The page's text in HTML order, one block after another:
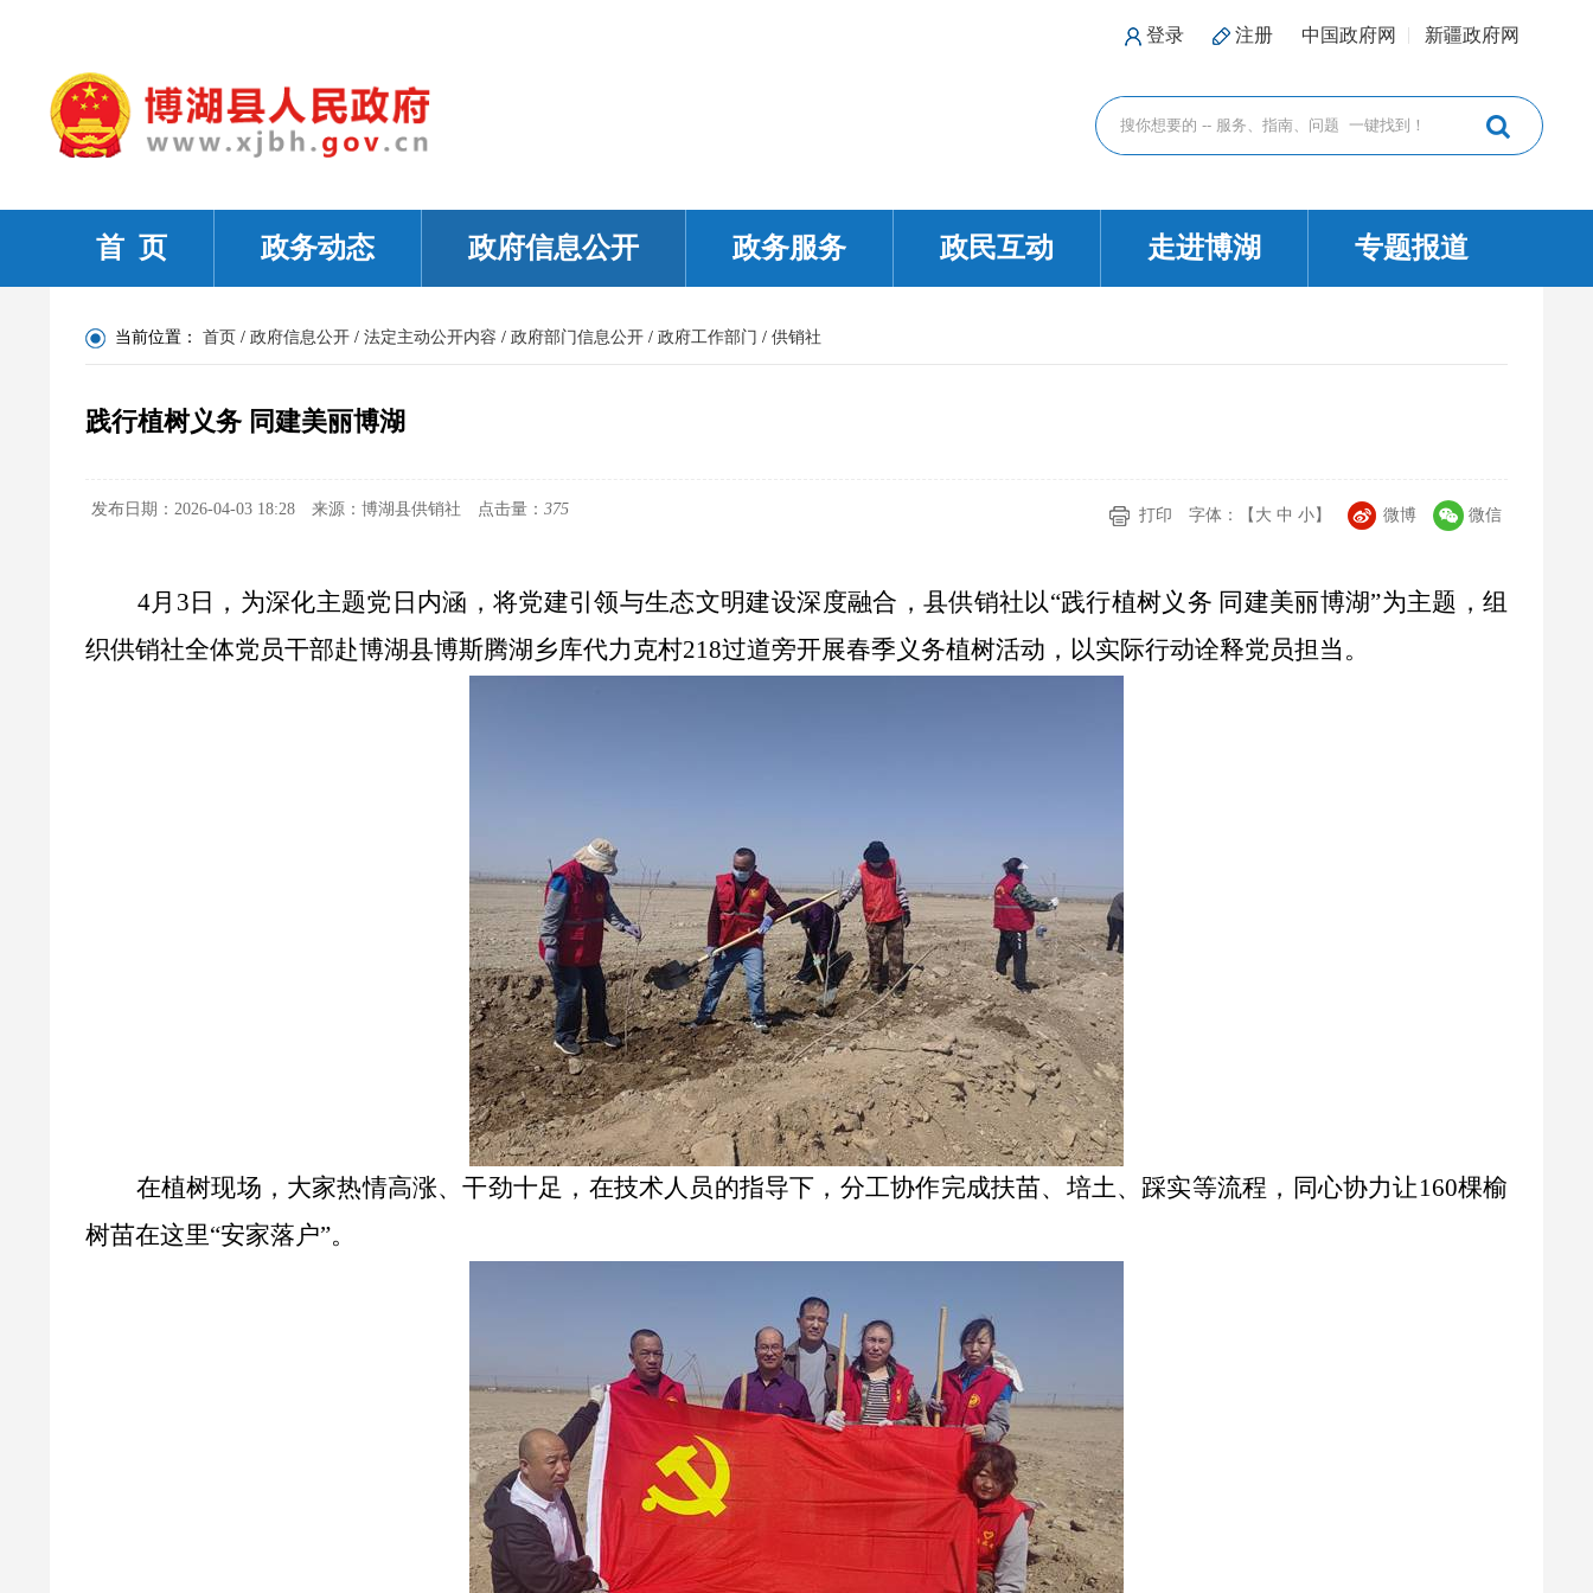
登录 注册 中国政府网 新疆政府网
首 页 政务动态 政府信息公开 政务服务 政民互动 走进博湖 专题报道
当前位置： 首页 / 政府信息公开 / 法定主动公开内容 / 政府部门信息公开 / 政府工作部门 / 供销社
践行植树义务 同建美丽博湖
发布日期：2026-04-03 18:28 来源：博湖县供销社 点击量： 375 打印 字体：【 大 中 小 】 微博 微信
4月 3 日，为深化主题党日内涵，将党建引领与生态文明建设深度融合，县供销社以“践行植树义务 同建美丽博湖”为主题，组
织供销社全体党员干部赴博湖县博斯腾湖乡库代力克村218过道旁开展春季义务植树活动，以实际行动诠释党员担当。
在植树现场，大家热情高涨、干劲十足，在技术人员的指导下，分工协作完成扶苗、培土、踩实等流程，同心协力让160棵榆
树苗在这里“安家落户”。